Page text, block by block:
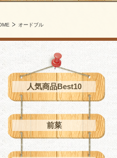
オードブル
人気商品Best10
前菜